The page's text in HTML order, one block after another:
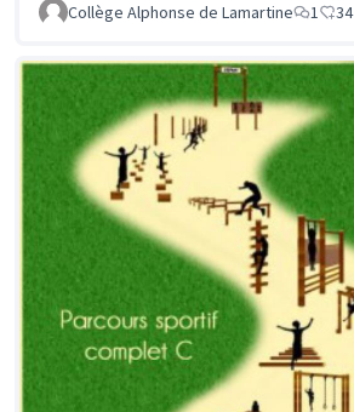
Collège Alphonse de Lamartine
1 34